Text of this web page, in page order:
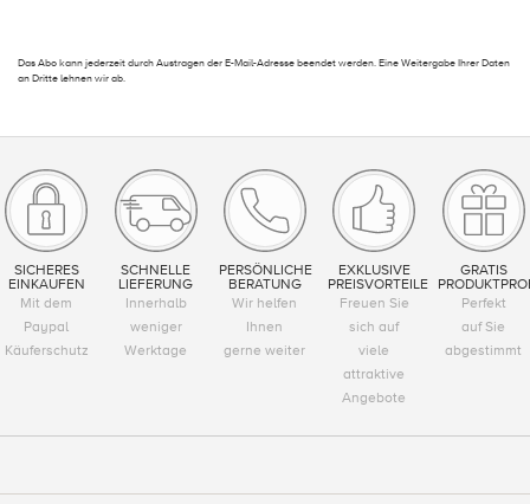
Das Abo kann jederzeit durch Austragen der E-Mail-Adresse beendet werden. Eine Weitergabe Ihrer Daten
an Dritte lehnen wir ab.
SICHERES
EINKAUFEN
Mit dem
Paypal
Käuferschutz
SCHNELLE
LIEFERUNG
Innerhalb
weniger
Werktage
PERSÖNLICHE
BERATUNG
Wir helfen
Ihnen
gerne weiter
EXKLUSIVE
PREISVORTEILE
Freuen Sie
sich auf
viele
attraktive
Angebote
GRATIS
Perfekt
auf Sie
abgestimmt